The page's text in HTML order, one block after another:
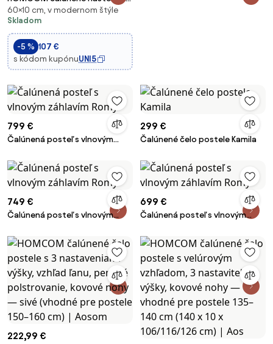
čelo postele v režnom vzhľade,
140 × 60 cm, krémové —
eukalyptový rám, jednoduché
upevnenie | Aosom
60×10 cm, v modernom štýle
Skladom
-5 % 107 €
s kódom kupónuUNI5
799 €
Čalúnená posteľ s vlnovým
299 €
Čalúnené čelo postele Kamila
749 €
Čalúnená posteľ s vlnovým
699 €
Čalúnená posteľ s vlnovým
222,99 €